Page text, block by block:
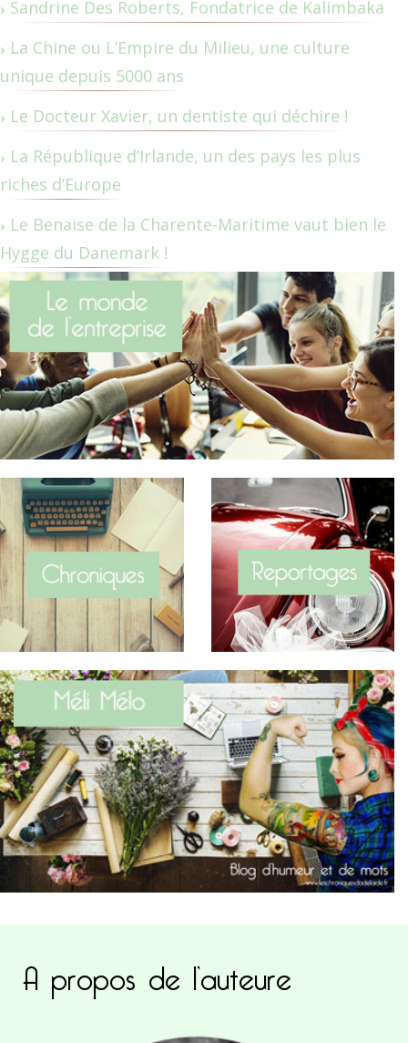
Sandrine Des Roberts, Fondatrice de Kalimbaka
La Chine ou L’Empire du Milieu, une culture
unique depuis 5000 ans
Le Docteur Xavier, un dentiste qui déchire !
La République d’Irlande, un des pays les plus
riches d’Europe
Le Benaise de la Charente-Maritime vaut bien le
Hygge du Danemark !
A propos de l’auteure